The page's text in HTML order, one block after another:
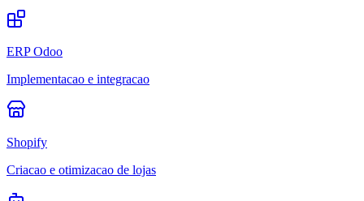
ERP Odoo
Implementacao e integracao
Shopify
Criacao e otimizacao de lojas